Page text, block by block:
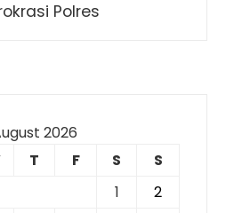
Polres
2026
T F S
S
1
2